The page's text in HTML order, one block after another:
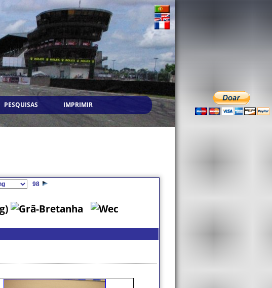
PESQUISAS IMPRIMIR
98